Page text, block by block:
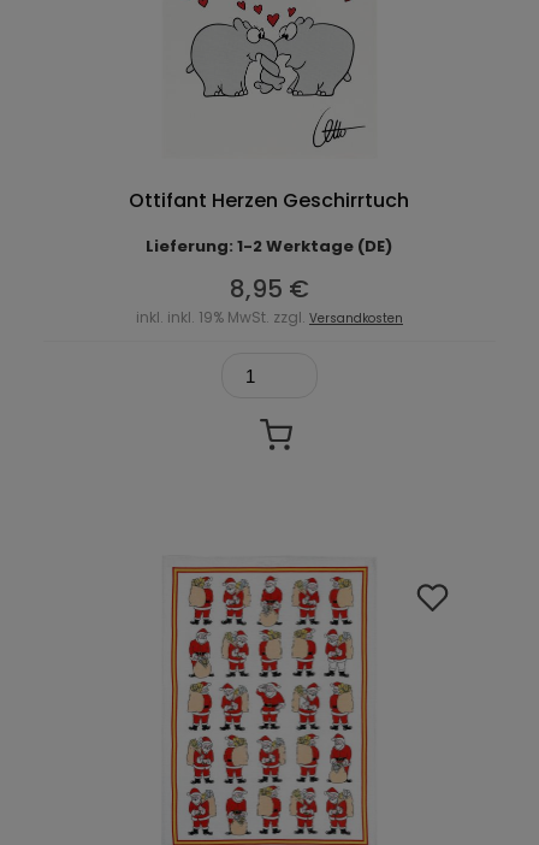
Ottifant Herzen Geschirrtuch
Lieferung: 1-2 Werktage (DE)
8,95 €
inkl. inkl. 19% MwSt. zzgl. Versandkosten